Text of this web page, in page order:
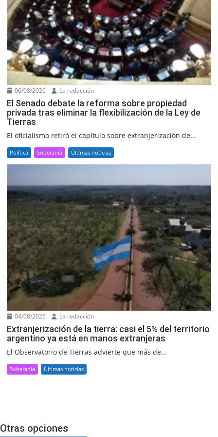
06/08/2026 La redacción
El Senado debate la reforma sobre propiedad
privada tras eliminar la flexibilización de la Ley de
Tierras
El oficialismo retiró el capítulo sobre extranjerización de...
Política Soberanía Últimas noticias
04/08/2026 La redacción
Extranjerización de la tierra: casi el 5% del territorio
argentino ya está en manos extranjeras
El Observatorio de Tierras advierte que más de...
Soberanía Últimas noticias
Otras opciones